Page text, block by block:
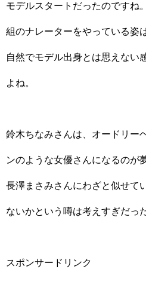
モデルスタートだったのですね
組のナレーターをやっている姿
自然でモデル出身とは思えない
よね。
鈴木ちなみさんは、オードリー
ンのような女優さんになるのが
長澤まさみさんにわざと似せて
ないかという噂は考えすぎだっ
スポンサードリンク